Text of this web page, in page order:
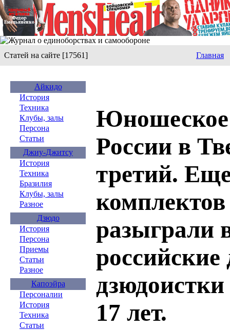
Статей на сайте [17561] Главная
Айкидо
История
Техника
Клубы, залы
Персона
Статьи
Джиу-Джитсу
История
Техника
Бразилия
Клубы, залы
Разное
Дзюдо
История
Персона
Приемы
Статьи
Разное
Капоэйра
Персоналии
История
Техника
Статьи
Юношеское
России в
третий.
разыграли
дзюдоистки
17 лет.